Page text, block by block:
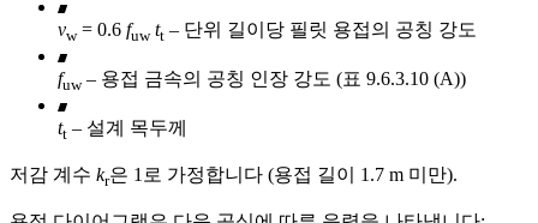
vw= 0.6 fuw tt – 단위 길이당 필릿 용접의 공칭 강도
fuw– 용접 금속의 공칭 인장 강도 (표 9.6.3.10 (A))
tt – 설계 목두께
저감 계수 kr은 1로 가정합니다 (용접 길이 1.7 m 미만).